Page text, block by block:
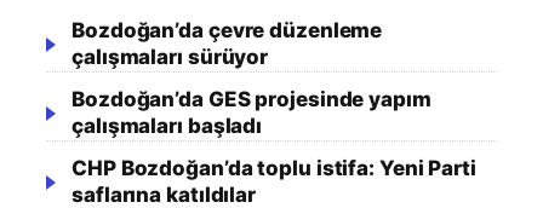
Bozdoğan’da çevre düzenleme
çalışmaları sürüyor
Bozdoğan’da GES projesinde yapım
çalışmaları başladı
CHP Bozdoğan’da toplu istifa: Yeni Parti
saflarına katıldılar